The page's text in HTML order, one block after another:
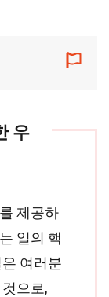
우
제공하
일의 핵
여러분
으로,